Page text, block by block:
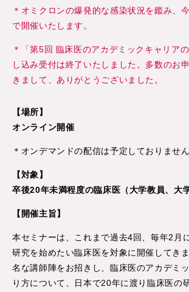
＊オミクロンの爆発的な感染状況を鑑み、
で開催いたします。
＊「第5回 臨床医のアカデミックキャリア
し込み受付は終了いたしました。多数のお
きまして、ありがとうございました。
【場所】
オンライン開催
＊オンデマンドの配信は予定しておりません
【対象】
卒後20年未満程度の臨床医（大学教員、大
【開催主旨】
本セミナーは、これまで過去4回、毎年2月
研究を始めたい臨床医を対象に開催してき
名な講師陣をお招きし、臨床医のアカデミ
り方について、日本で20年に渡り臨床医の